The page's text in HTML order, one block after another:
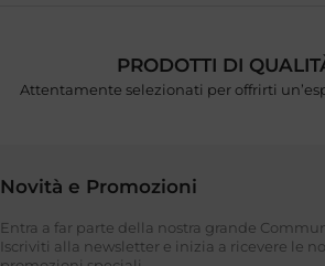
PRODOTTI DI
Attentamente selezionati per offrirti
Novità e Promozioni
Entra a far parte della nostra grande
Iscriviti alla newsletter e inizia a ricevere le